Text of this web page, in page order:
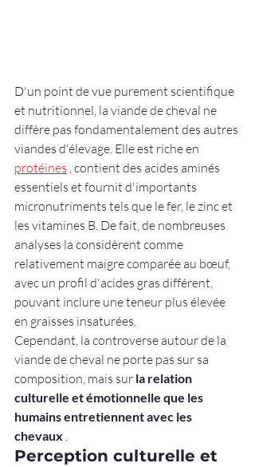
D'un point de vue purement scientifique
et nutritionnel, la viande de cheval ne
diffère pas fondamentalement des autres
viandes d'élevage. Elle est riche en
protéines , contient des acides aminés
essentiels et fournit d'importants
micronutriments tels que le fer, le zinc et
les vitamines B. De fait, de nombreuses
analyses la considèrent comme
relativement maigre comparée au bœuf,
avec un profil d'acides gras différent,
pouvant inclure une teneur plus élevée
en graisses insaturées.
Cependant, la controverse autour de la
viande de cheval ne porte pas sur sa
composition, mais sur la relation
culturelle et émotionnelle que les
humains entretiennent avec les
chevaux .
Perception culturelle et